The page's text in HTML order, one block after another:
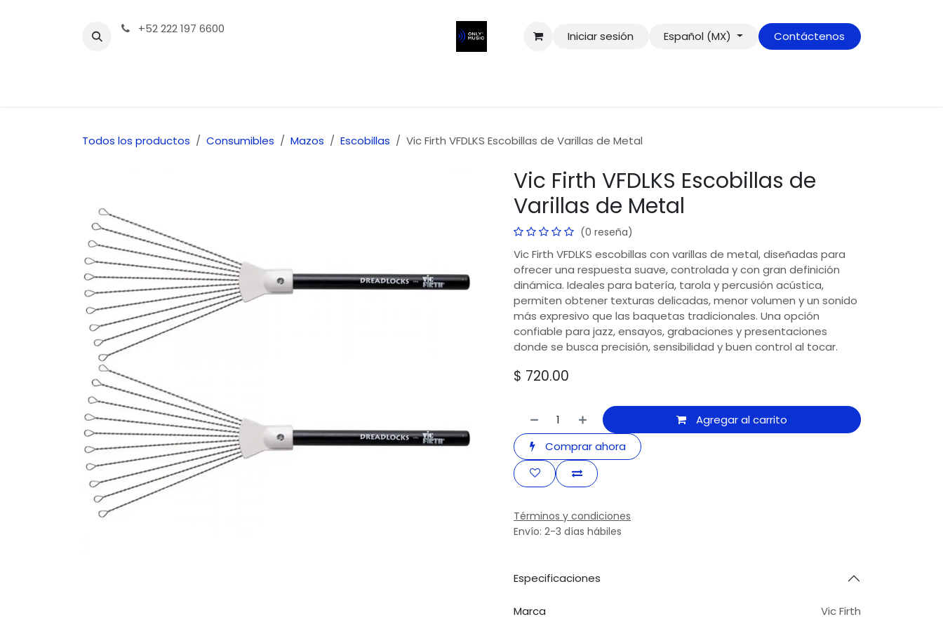
+52 222 197 6600
Iniciar sesión Español (MX) Contáctenos
Todos los productos Consumibles Mazos Escobillas Vic Firth VFDLKS Escobillas de Varillas de Metal
Vic Firth VFDLKS Escobillas de
Varillas de Metal
(0 reseña)
Vic Firth VFDLKS escobillas con varillas de metal, diseñadas para
ofrecer una respuesta suave, controlada y con gran definición
dinámica. Ideales para batería, tarola y percusión acústica,
permiten obtener texturas delicadas, menor volumen y un sonido
más expresivo que las baquetas tradicionales. Una opción
confiable para jazz, ensayos, grabaciones y presentaciones
donde se busca precisión, sensibilidad y buen control al tocar.
$ 720.00
Agregar al carrito
Comprar ahora
Términos y condiciones
Envío: 2-3 días hábiles
Especificaciones
Marca Vic Firth